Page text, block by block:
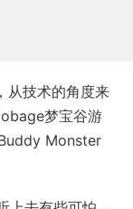
从技术的角度来
梦宝谷游
Monster